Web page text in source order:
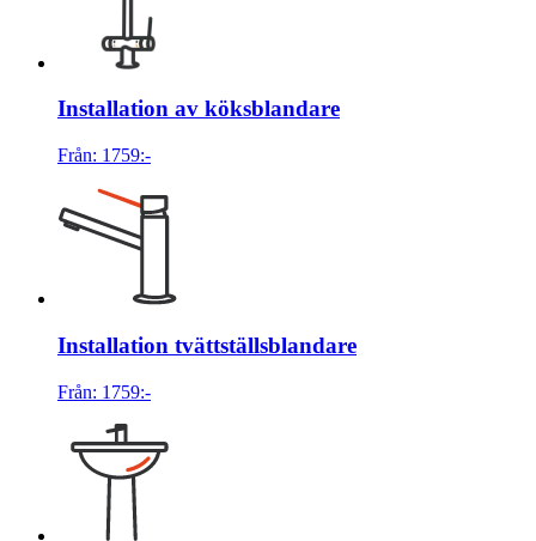
Installation av köksblandare
Från: 1759:-
Installation tvättställsblandare
Från: 1759:-